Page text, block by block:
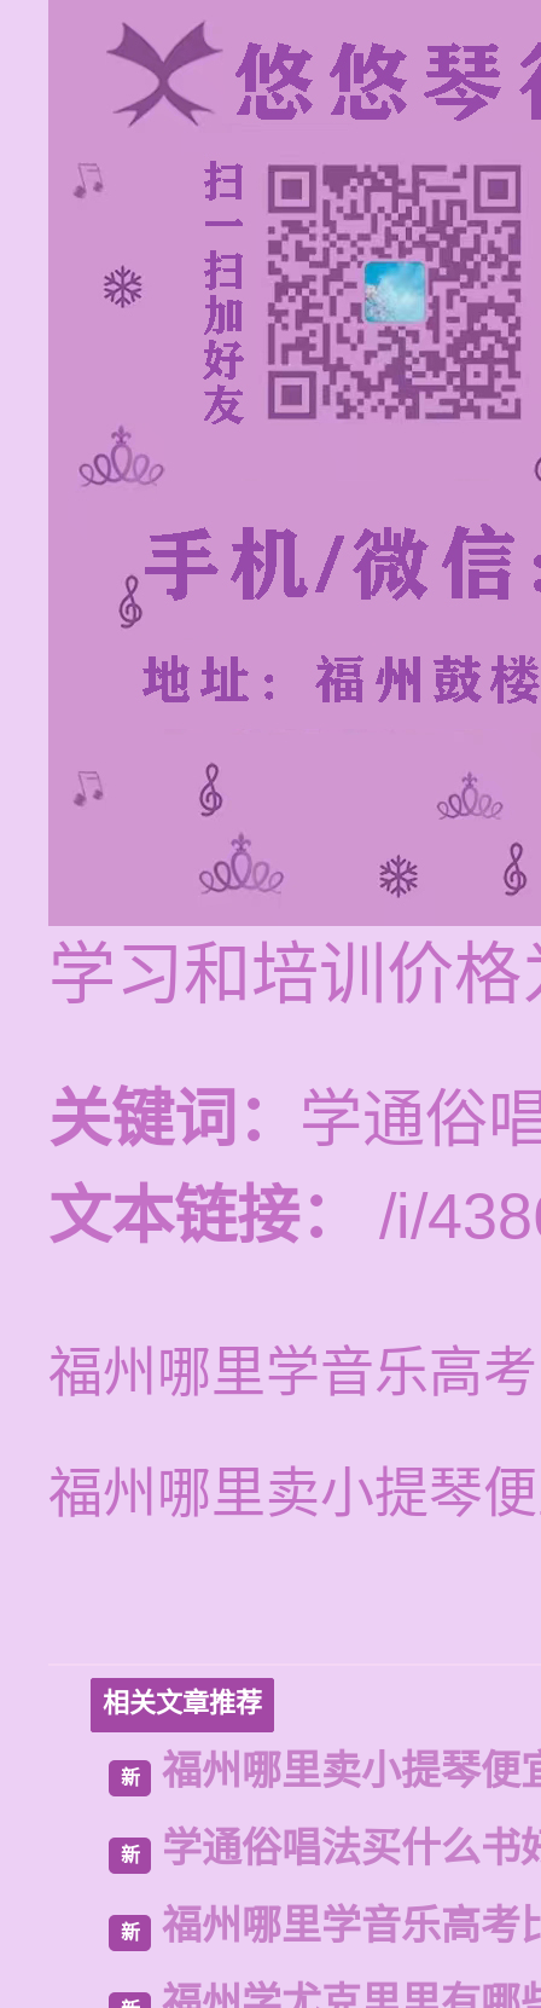
学习和培训价
关键词： 学通俗
文本链接：
/i/
福州哪里学音乐高
福州哪里卖小提琴
相关文章推荐
新 福州哪里卖小提琴便
新 学通俗唱法买什么书
新 福州哪里学音乐高考